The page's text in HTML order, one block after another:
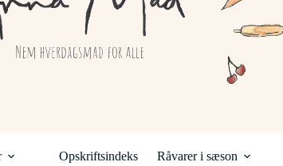
Opskriftsindeks Råvarer i sæson